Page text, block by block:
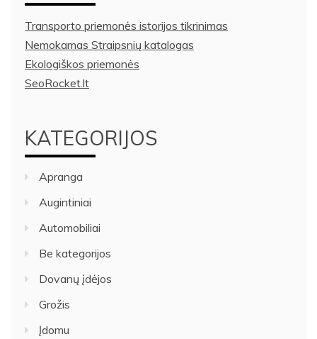
Transporto priemonės istorijos tikrinimas
Nemokamas Straipsnių katalogas
Ekologiškos priemonės
SeoRocket.lt
KATEGORIJOS
Apranga
Augintiniai
Automobiliai
Be kategorijos
Dovanų įdėjos
Grožis
Įdomu